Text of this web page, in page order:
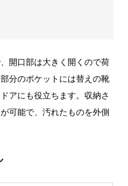
開口部は大きく開くので荷
分のポケットには替えの靴
アにも役立ちます。収納さ
可能で、汚れたものを外側